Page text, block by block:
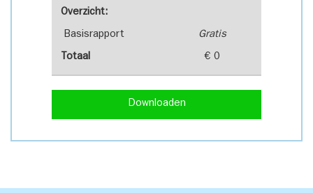
Overzicht:
Basisrapport Gratis
Totaal € 0
Downloaden